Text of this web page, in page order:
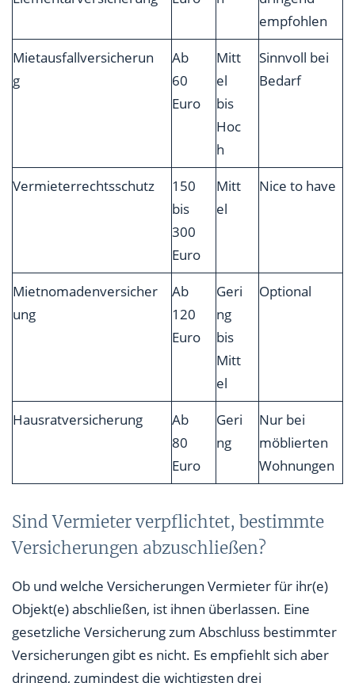
empfohlen
Mietausfallversicherun
g
Ab
60
Euro
Mitt
el
bis
Hoc
h
Sinnvoll bei
Bedarf
Vermieterrechtsschutz
150
bis
300
Euro
Mitt
el
Nice to have
Mietnomadenversicher
ung
Ab
120
Euro
Geri
ng
bis
Mitt
el
Optional
Hausratversicherung
Ab
80
Euro
Geri
ng
Nur bei
möblierten
Wohnungen
Sind Vermieter verpflichtet, bestimmte
Versicherungen abzuschließen?
Ob und welche Versicherungen Vermieter für ihr(e)
Objekt(e) abschließen, ist ihnen überlassen. Eine
gesetzliche Versicherung zum Abschluss bestimmter
Versicherungen gibt es nicht. Es empfiehlt sich aber
dringend, zumindest die wichtigsten drei